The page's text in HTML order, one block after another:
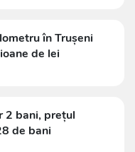
în Trușeni
de lei
2 bani, prețul
de bani